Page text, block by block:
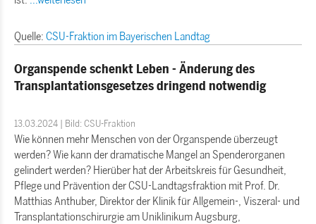
Quelle: CSU-Fraktion im Bayerischen Landtag
Organspende schenkt Leben - Änderung des
Transplantationsgesetzes dringend notwendig
13.03.2024 | Bild: CSU-Fraktion
Wie können mehr Menschen von der Organspende überzeugt
werden? Wie kann der dramatische Mangel an Spenderorganen
gelindert werden? Hierüber hat der Arbeitskreis für Gesundheit,
Pflege und Prävention der CSU-Landtagsfraktion mit Prof. Dr.
Matthias Anthuber, Direktor der Klinik für Allgemein-, Viszeral- und
Transplantationschirurgie am Uniklinikum Augsburg,